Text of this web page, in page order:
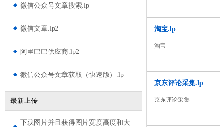
微信公众号文章搜索.lp
微信文章.lp2
阿里巴巴供应商.lp2
微信公众号文章获取（快速版）.lp
最新上传
下载图片并且获得图片宽度高度和大
淘宝.lp
淘宝
京东评论采集.lp
京东评论采集